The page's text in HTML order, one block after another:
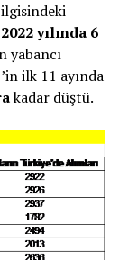
2022 yılında 6
yabancı
ilk 11 ayında
kadar düştü.